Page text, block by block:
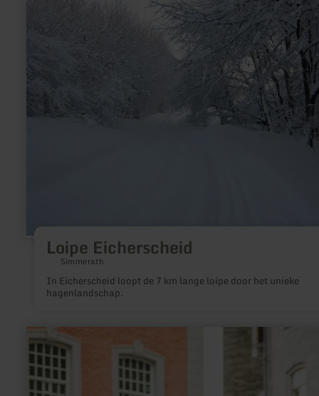
Loipe Eicherscheid
Simmerath
In Eicherscheid loopt de 7 km lange loipe door het unieke
hagenlandschap.
meer
informatie
over:
Pedelec-
Verleih
Nationalpark-